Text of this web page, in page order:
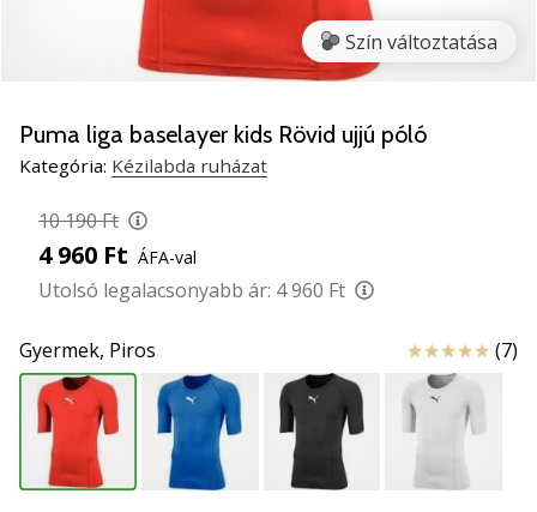
új
PUMA
Accelerate
SQD
kézilabda
Fedezd
fel
a
technikai
újdonságokat
és
nézd
Szín változtatása
Puma liga baselayer kids Rövid ujjú póló
Kategória: Kézilabda ruházat
10 190 Ft
4 960 Ft ÁFA-val
Utolsó legalacsonyabb ár: 4 960 Ft
Gyermek, Piros Értékelés (7)